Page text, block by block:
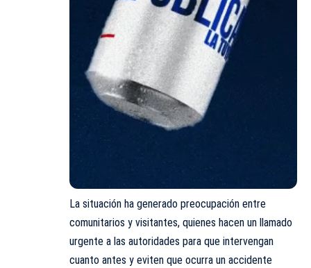
La situación ha generado preocupación entre
comunitarios y visitantes, quienes hacen un llamado
urgente a las autoridades para que intervengan
cuanto antes y eviten que ocurra un accidente